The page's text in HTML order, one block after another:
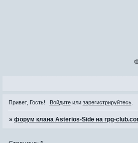
Привет, Гость! Войдитеили зарегистрируйтесь.
»форум клана Asterios-Side на rpg-